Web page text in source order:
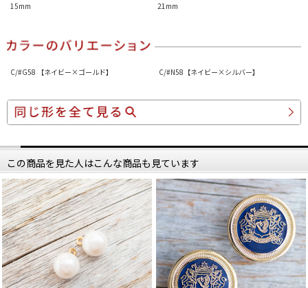
15mm 21mm
C/#G58 【ネイビー×ゴールド】 C/#N58【ネイビー×シルバー】
この商品を見た人はこんな商品も見ています